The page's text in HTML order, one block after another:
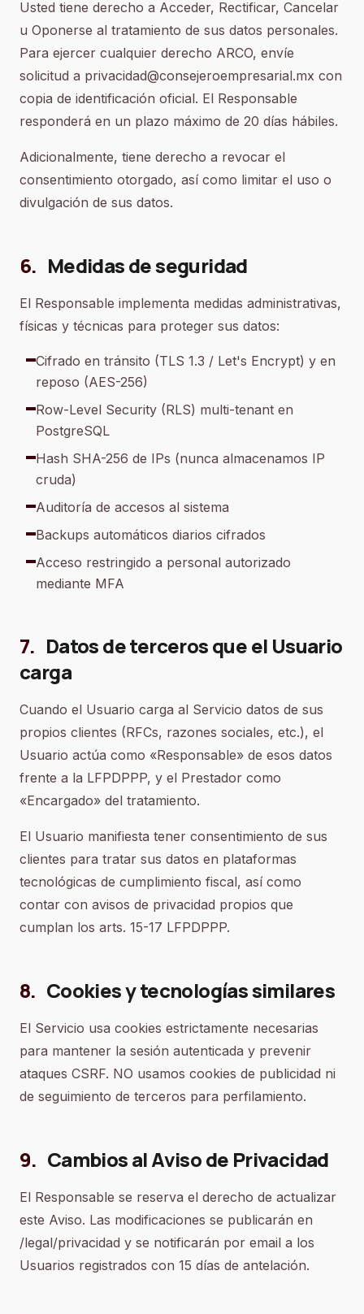
Usted tiene derecho a Acceder, Rectificar, Cancelar
u Oponerse al tratamiento de sus datos personales.
Para ejercer cualquier derecho ARCO, envíe
solicitud a privacidad@consejeroempresarial.mx con
copia de identificación oficial. El Responsable
responderá en un plazo máximo de 20 días hábiles.
Adicionalmente, tiene derecho a revocar el
consentimiento otorgado, así como limitar el uso o
divulgación de sus datos.
6. Medidas de seguridad
El Responsable implementa medidas administrativas,
físicas y técnicas para proteger sus datos:
Cifrado en tránsito (TLS 1.3 / Let's Encrypt) y en
reposo (AES-256)
Row-Level Security (RLS) multi-tenant en
PostgreSQL
Hash SHA-256 de IPs (nunca almacenamos IP
cruda)
Auditoría de accesos al sistema
Backups automáticos diarios cifrados
Acceso restringido a personal autorizado
mediante MFA
7. Datos de terceros que el Usuario
carga
Cuando el Usuario carga al Servicio datos de sus
propios clientes (RFCs, razones sociales, etc.), el
Usuario actúa como «Responsable» de esos datos
frente a la LFPDPPP, y el Prestador como
«Encargado» del tratamiento.
El Usuario manifiesta tener consentimiento de sus
clientes para tratar sus datos en plataformas
tecnológicas de cumplimiento fiscal, así como
contar con avisos de privacidad propios que
cumplan los arts. 15-17 LFPDPPP.
8. Cookies y tecnologías similares
El Servicio usa cookies estrictamente necesarias
para mantener la sesión autenticada y prevenir
ataques CSRF. NO usamos cookies de publicidad ni
de seguimiento de terceros para perfilamiento.
9. Cambios al Aviso de Privacidad
El Responsable se reserva el derecho de actualizar
este Aviso. Las modificaciones se publicarán en
/legal/privacidad y se notificarán por email a los
Usuarios registrados con 15 días de antelación.